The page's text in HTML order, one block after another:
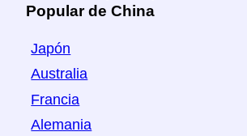
Popular de China
Japón
Australia
Francia
Alemania